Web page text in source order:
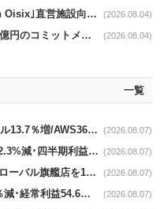
オイシックスnews｜｢元気ごはん with Oisix｣直営施設向けサービスを開始 (2026.08.04)
ベルクnews｜武蔵野銀行等と総額200億円のコミットメント契約 (2026.08.04)
一覧
Amazon news｜1Q営業収益2006億ドル13.7％増/AWS36.8％％増が貢献 (2026.08.07)
ニトリnews｜第1Q売上収益2263億円2.3%減･四半期利益1.4％減 (2026.08.07)
ユニクロnews｜京都･河原町通りにグローバル旗艦店を11/6開設 (2026.08.07)
AOKI news｜第1Q売上高430億円1.6％減･経常利益54.6％減 (2026.08.07)